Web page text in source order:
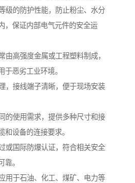
级的防护性能，防止粉尘、水分
，保证内部电气元件的安全运
由高强度金属或工程塑料制成，
于恶劣工业环境。
，接线端子清晰，便于现场安装
的使用需求，提供多种尺寸和接
和设备的连接要求。
或国际防爆认证，符合相关安全
靠。
用于石油、化工、煤矿、电力等